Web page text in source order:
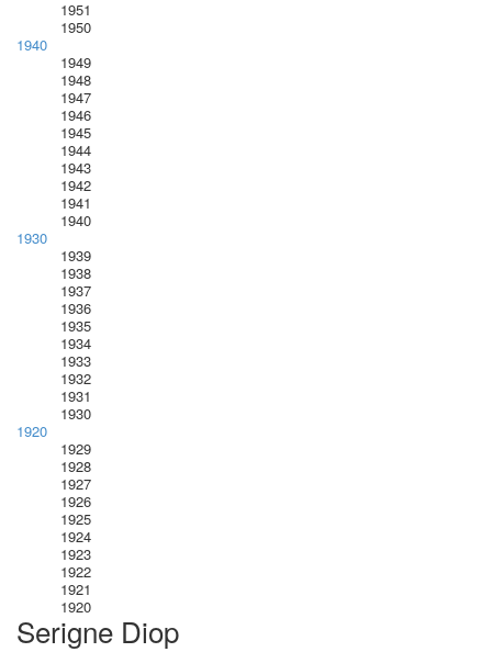
1951
1950
1940
1949
1948
1947
1946
1945
1944
1943
1942
1941
1940
1930
1939
1938
1937
1936
1935
1934
1933
1932
1931
1930
1920
1929
1928
1927
1926
1925
1924
1923
1922
1921
1920
Serigne Diop